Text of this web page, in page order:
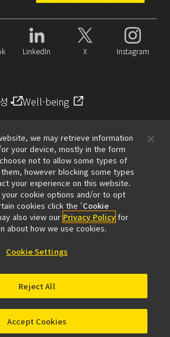
LinkedIn X Instagram
Well-being
CalculatorPubScopeOEM
MicroscopyU
제품
산업용 계측 제품
목록 (영문)
이용 약관
we may retrieve information
your device, mostly in the form
not to allow some types of
however blocking some types
your experience on this website.
your cookie options and/or to opt
cookies click the ‘Cookie
also view our Privacy Policy for
about how we use cookies.
Cookie Settings
Reject All
Accept Cookies